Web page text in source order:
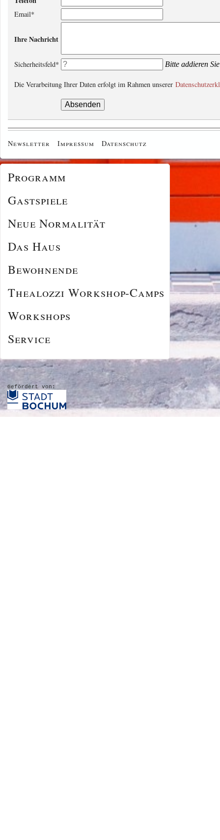
Email*
Ihre Nachricht
Sicherheitsfeld* Bitte addieren
Die Verarbeitung Ihrer Daten erfolgt im Rahmen unserer
Newsletter Impressum Datenschutz
Programm
Gastspiele
Neue Normalität
Das Haus
Bewohnende
Thealozzi Workshop-Camps
Workshops
Service
Gefördert von: